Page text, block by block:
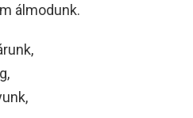
álmodunk.